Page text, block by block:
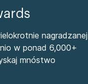
nagradzanej
w ponad 6,000+
mnóstwo